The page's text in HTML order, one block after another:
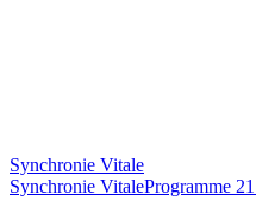
Synchronie Vitale
Synchronie VitaleProgramme